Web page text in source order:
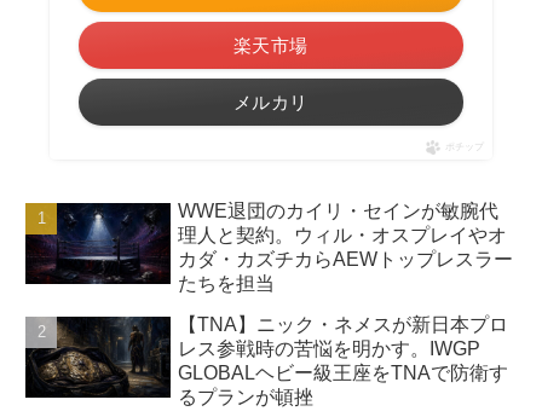
楽天市場
メルカリ
ポチップ
WWE退団のカイリ・セインが敏腕代
理人と契約。ウィル・オスプレイやオ
カダ・カズチカらAEWトップレスラー
たちを担当
【TNA】ニック・ネメスが新日本プロ
レス参戦時の苦悩を明かす。IWGP
GLOBALヘビー級王座をTNAで防衛す
るプランが頓挫